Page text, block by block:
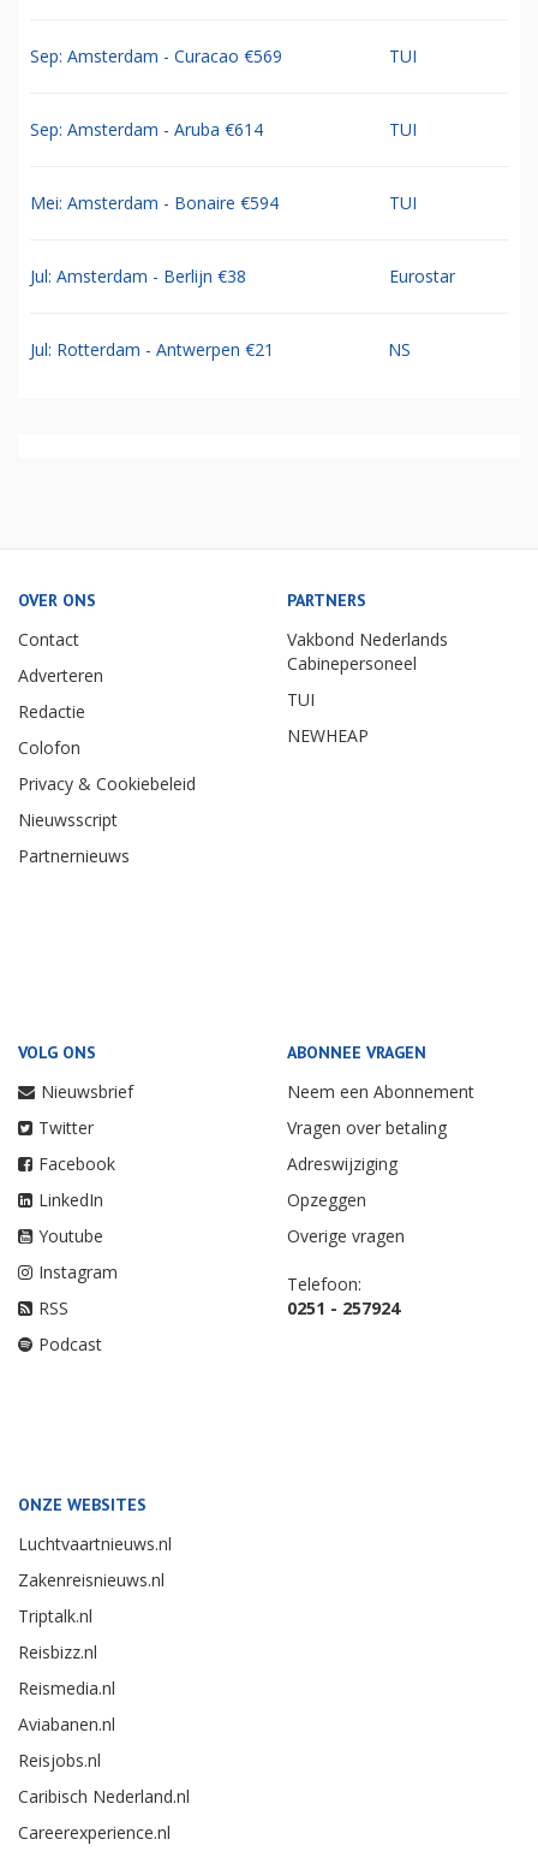
Sep: Amsterdam - Curacao €569 TUI
Sep: Amsterdam - Aruba €614 TUI
Mei: Amsterdam - Bonaire €594 TUI
Jul: Amsterdam - Berlijn €38 Eurostar
Jul: Rotterdam - Antwerpen €21 NS
OVER ONS
Contact
Adverteren
Redactie
Colofon
Privacy & Cookiebeleid
Nieuwsscript
Partnernieuws
PARTNERS
Vakbond Nederlands
Cabinepersoneel
TUI
NEWHEAP
VOLG ONS
Nieuwsbrief
Twitter
Facebook
LinkedIn
Youtube
Instagram
RSS
Podcast
ABONNEE VRAGEN
Neem een Abonnement
Vragen over betaling
Adreswijziging
Opzeggen
Overige vragen
Telefoon:
0251 - 257924
ONZE WEBSITES
Luchtvaartnieuws.nl
Zakenreisnieuws.nl
Triptalk.nl
Reisbizz.nl
Reismedia.nl
Aviabanen.nl
Reisjobs.nl
Caribisch Nederland.nl
Careerexperience.nl